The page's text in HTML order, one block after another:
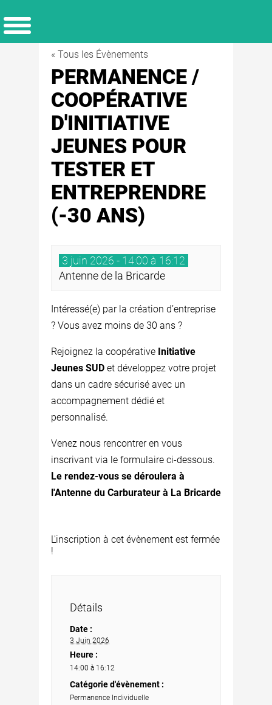
« Tous les Évènements
PERMANENCE /
COOPÉRATIVE
D'INITIATIVE
JEUNES POUR
TESTER ET
ENTREPRENDRE
(-30 ANS)
3 juin 2026 - 14:00 à 16:12
Antenne de la Bricarde
Intéressé(e) par la création d’entreprise
? Vous avez moins de 30 ans ?
Rejoignez la coopérative Initiative
Jeunes SUD et développez votre projet
dans un cadre sécurisé avec un
accompagnement dédié et
personnalisé.
Venez nous rencontrer en vous
inscrivant via le formulaire ci-dessous.
Le rendez-vous se déroulera à
l'Antenne du Carburateur à La Bricarde
L'inscription à cet évènement est fermée
!
Détails
Date :
3 Juin 2026
Heure :
14:00 à 16:12
Catégorie d'évènement :
Permanence Individuelle